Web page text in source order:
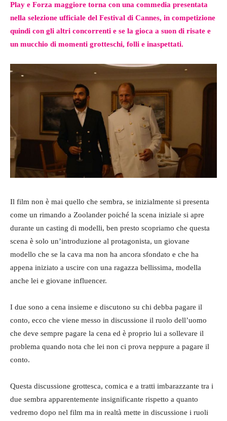
Play e Forza maggiore torna con una commedia presentata
nella selezione ufficiale del Festival di Cannes, in competizione
quindi con gli altri concorrenti e se la gioca a suon di risate e
un mucchio di momenti grotteschi, folli e inaspettati.
Il film non è mai quello che sembra, se inizialmente si presenta
come un rimando a Zoolander poiché la scena iniziale si apre
durante un casting di modelli, ben presto scopriamo che questa
scena è solo un’introduzione al protagonista, un giovane
modello che se la cava ma non ha ancora sfondato e che ha
appena iniziato a uscire con una ragazza bellissima, modella
anche lei e giovane influencer.
I due sono a cena insieme e discutono su chi debba pagare il
conto, ecco che viene messo in discussione il ruolo dell’uomo
che deve sempre pagare la cena ed è proprio lui a sollevare il
problema quando nota che lei non ci prova neppure a pagare il
conto.
Questa discussione grottesca, comica e a tratti imbarazzante tra i
due sembra apparentemente insignificante rispetto a quanto
vedremo dopo nel film ma in realtà mette in discussione i ruoli